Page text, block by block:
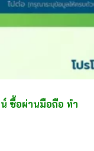
ซื้อผ่านมือถือ ทำ